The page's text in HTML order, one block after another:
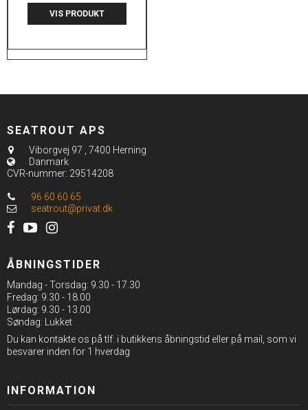
VIS PRODUKT
SEATROUT APS
Viborgvej 97
7400 Herning
Danmark
CVR-nummer: 29514208
96 60 60 65
seatrout@privat.dk
ÅBNINGSTIDER
Mandag - Torsdag: 9.30 - 17.30
Fredag: 9.30 - 18.00
Lørdag: 9.30 - 13.00
Søndag: Lukket
Du kan kontakte os på tlf. i butikkens åbningstid eller på mail, som vi
besvarer inden for 1 hverdag
INFORMATION